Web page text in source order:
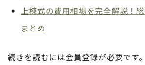
上棟式の費用相場を完全解説！
まとめ
続きを読むには会員登録が必要です。